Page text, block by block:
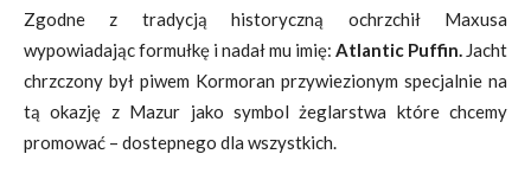
Zgodne z tradycją historyczną ochrzchił Maxusa
wypowiadając formułkę i nadał mu imię: Atlantic Puffin. Jacht
chrzczony był piwem Kormoran przywiezionym specjalnie na
tą okazję z Mazur jako symbol żeglarstwa które chcemy
promować – dostepnego dla wszystkich.